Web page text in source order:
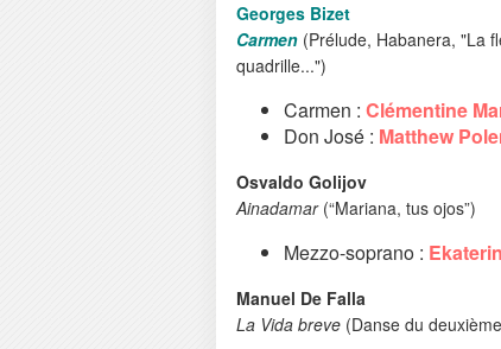
Georges Bizet
Carmen (Prélude, Habanera, "La
quadrille...")
Carmen : Clémentine
Don José : Matthew
Osvaldo Golijov
Ainadamar(“Mariana, tus ojos”)
Mezzo-soprano :
Manuel De Falla
La Vida breve (Danse du